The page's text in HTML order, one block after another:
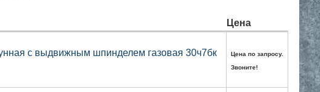
Цена
с выдвижным шпинделем газовая 30ч7бк
Цена по запросу.
Звоните!